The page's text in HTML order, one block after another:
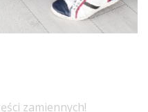
zamiennych!